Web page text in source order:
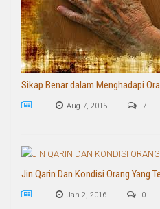
Sikap Benar dalam Menghadapi
Aug 7, 2015 7
Jin Qarin Dan Kondisi Orang Yang
Jan 2, 2016 0